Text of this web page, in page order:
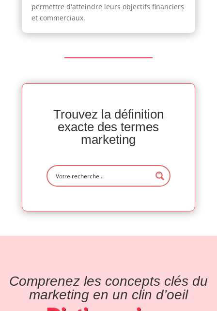
permettre d'atteindre leurs objectifs financiers
et commerciaux.
Trouvez la définition
exacte des termes
marketing
Comprenez les concepts clés du
marketing en un clin d’oeil